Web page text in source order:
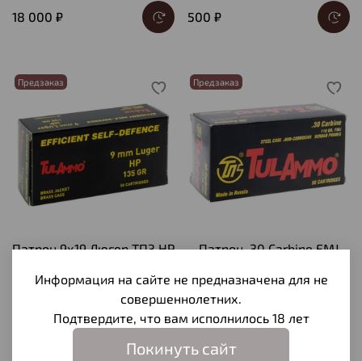
18 000 ₽ 500 ₽
Предзаказ
Патрон 9х19 Люгер ТПЗ HP
8,7., коробка 50 шт.
1 400 ₽
Предзаказ
Патрон .30 Carbine FMJ
1 250 ₽
Информация на сайте не предназначена для не
совершеннолетних.
Подтвердите, что вам исполнилось 18 лет
Покинуть сайт